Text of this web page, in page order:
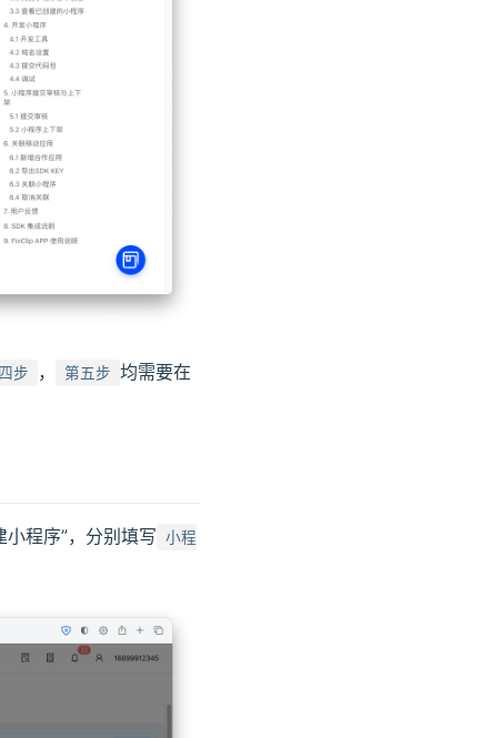
步 ， 第五步 均需要在
程序”，分别填写 小程